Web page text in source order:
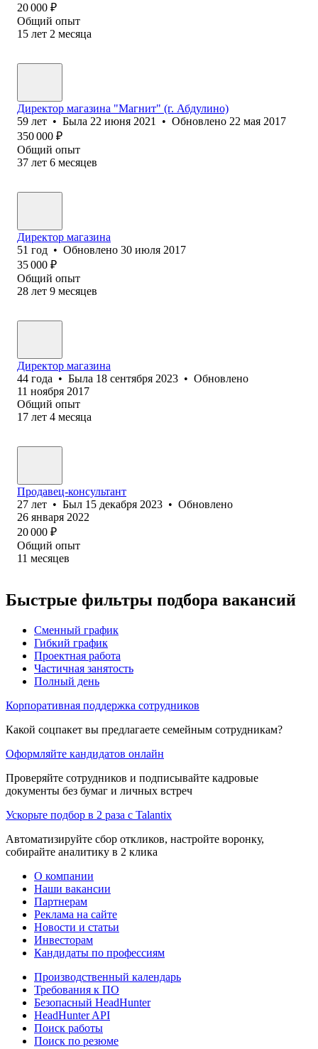
20 000 ₽
Общий опыт
15 лет 2 месяца
Директор магазина "Магнит" (г. Абдулино)
59 лет • Была 22 июня 2021 • Обновлено 22 мая 2017
350 000 ₽
Общий опыт
37 лет 6 месяцев
Директор магазина
51 год • Обновлено 30 июля 2017
35 000 ₽
Общий опыт
28 лет 9 месяцев
Директор магазина
44 года • Была 18 сентября 2023 • Обновлено
11 ноября 2017
Общий опыт
17 лет 4 месяца
Продавец-консультант
27 лет • Был 15 декабря 2023 • Обновлено
26 января 2022
20 000 ₽
Общий опыт
11 месяцев
Быстрые фильтры подбора вакансий
Сменный график
Гибкий график
Проектная работа
Частичная занятость
Полный день
Корпоративная поддержка сотрудников
Какой соцпакет вы предлагаете семейным сотрудникам?
Оформляйте кандидатов онлайн
Проверяйте сотрудников и подписывайте кадровые
документы без бумаг и личных встреч
Ускорьте подбор в 2 раза с Talantix
Автоматизируйте сбор откликов, настройте воронку,
собирайте аналитику в 2 клика
О компании
Наши вакансии
Партнерам
Реклама на сайте
Новости и статьи
Инвесторам
Кандидаты по профессиям
Производственный календарь
Требования к ПО
Безопасный HeadHunter
HeadHunter API
Поиск работы
Поиск по резюме